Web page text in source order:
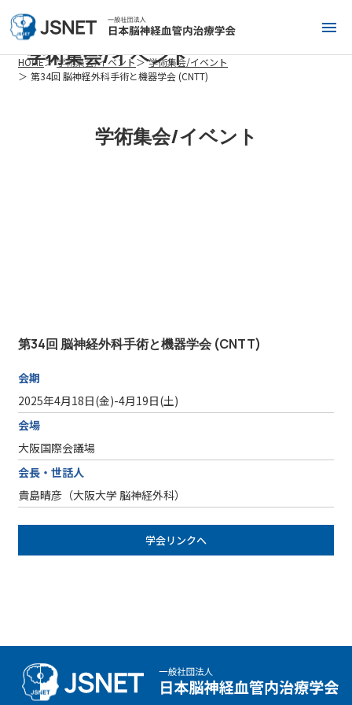
学術集会/イベント
HOME 学術集会/イベント
学術集会/イベント
第34回 脳神経外科手術と機器学会 (CNTT)
学術集会/イベント
第34回 脳神経外科手術と機器学会 (CNTT)
会期
2025年4月18日(金)-4月19日(土)
会場
大阪国際会議場
会長・世話人
貴島晴彦（大阪大学 脳神経外科）
学会リンクへ